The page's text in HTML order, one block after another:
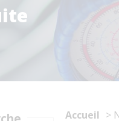
Accueil